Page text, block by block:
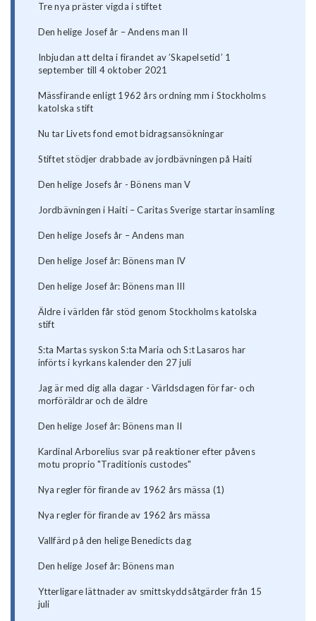
Tre nya präster vigda i stiftet
Den helige Josef år – Andens man II
Inbjudan att delta i firandet av ’Skapelsetid’ 1
september till 4 oktober 2021
Mässfirande enligt 1962 års ordning mm i Stockholms
katolska stift
Nu tar Livets fond emot bidragsansökningar
Stiftet stödjer drabbade av jordbävningen på Haiti
Den helige Josefs år - Bönens man V
Jordbävningen i Haiti – Caritas Sverige startar insamling
Den helige Josefs år – Andens man
Den helige Josef år: Bönens man IV
Den helige Josef år: Bönens man III
Äldre i världen får stöd genom Stockholms katolska
stift
S:ta Martas syskon S:ta Maria och S:t Lasaros har
införts i kyrkans kalender den 27 juli
Jag är med dig alla dagar - Världsdagen för far- och
morföräldrar och de äldre
Den helige Josef år: Bönens man II
Kardinal Arborelius svar på reaktioner efter påvens
motu proprio "Traditionis custodes"
Nya regler för firande av 1962 års mässa (1)
Nya regler för firande av 1962 års mässa
Vallfärd på den helige Benedicts dag
Den helige Josef år: Bönens man
Ytterligare lättnader av smittskyddsåtgärder från 15
juli